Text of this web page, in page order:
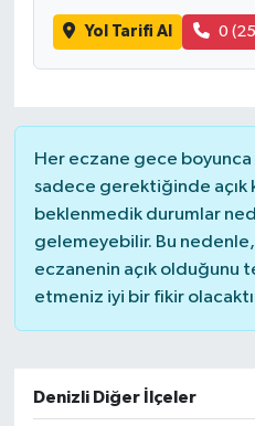
Yol Tarifi Al 0
Her eczane gece boyunca
sadece gerektiğinde açık
beklenmedik durumlar
gelemeyebilir. Bu
eczanenin açık olduğunu
etmeniz iyi bir fikir
Denizli Diğer İlçeler